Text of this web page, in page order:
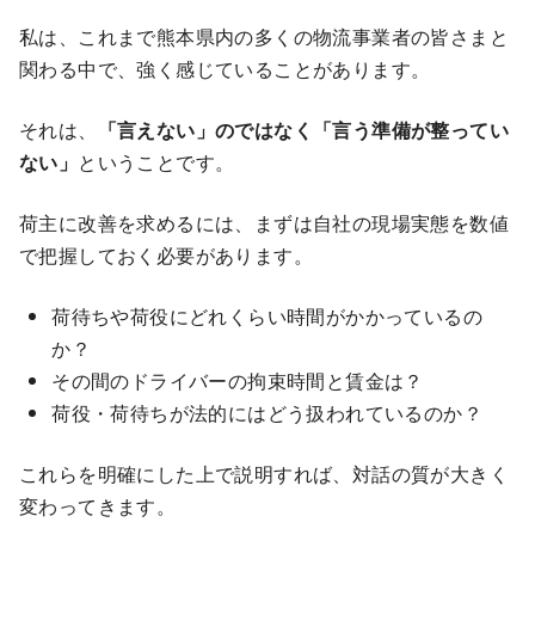
私は、これまで熊本県内の多くの物流事業者の皆さまと
関わる中で、強く感じていることがあります。
それは、
「言えない」のではなく「言う準備が整ってい
ない」 ということです。
荷主に改善を求めるには、まずは自社の現場実態を数値
で把握しておく必要があります。
荷待ちや荷役にどれくらい時間がかかっているの
か？
その間のドライバーの拘束時間と賃金は？
荷役・荷待ちが法的にはどう扱われているのか？
これらを明確にした上で説明すれば、対話の質が大きく
変わってきます。